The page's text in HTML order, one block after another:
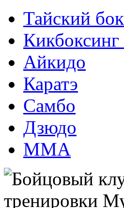
Тайский
Айкидо
Каратэ
Самбо
Дзюдо
ММА